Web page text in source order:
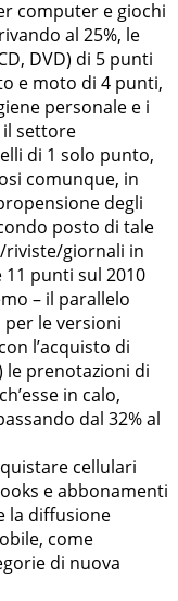
computer e giochi
al 25%, le
DVD) di 5 punti
e moto di 4 punti,
personale e i
il settore
di 1 solo punto,
comunque, in
degli
posto di tale
riviste/giornali in
punti sul 2010
– il parallelo
le versioni
l’acquisto di
le prenotazioni di
in calo,
dal 32% al
cellulari
e abbonamenti
la diffusione
come
di nuova